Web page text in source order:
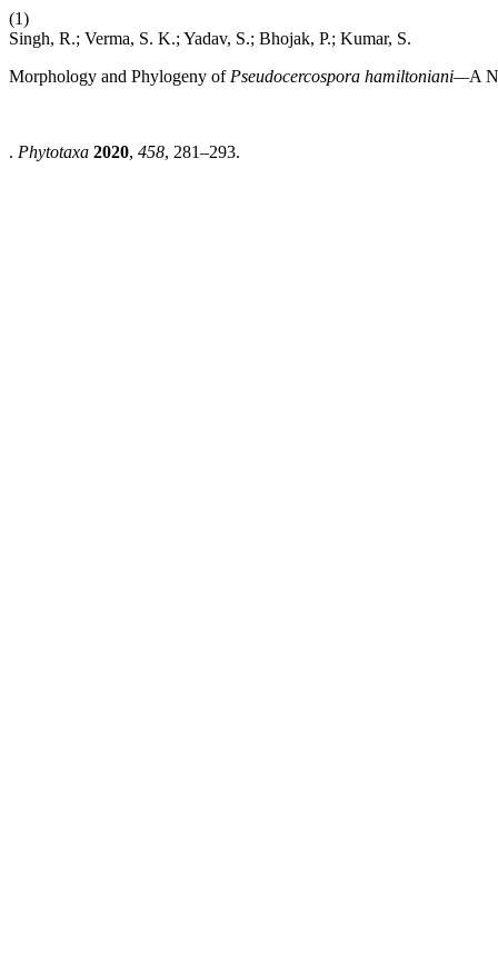
(1)
Singh, R.; Verma, S. K.; Yadav, S.; Bhojak, P.; Kumar, S.
Morphology and Phylogeny of Pseudocercospora hamiltoniani—A
. Phytotaxa 2020, 458, 281–293.